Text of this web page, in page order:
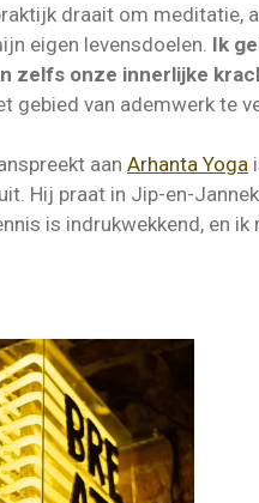
draait om meditatie,
eigen levensdoelen. Ik
zelfs onze innerlijke
gebied van ademwerk te
aan Arhanta Yoga
Hij praat in Jip-en-
is indrukwekkend, en